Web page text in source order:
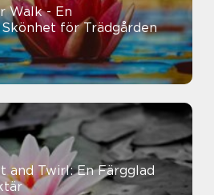
Walk - En
för Trädgården
and Twirl: En Färgglad